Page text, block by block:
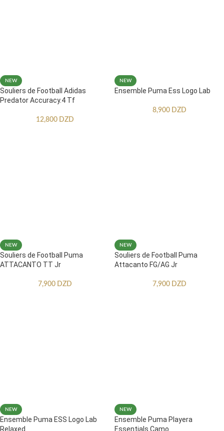
NEW
Souliers de Football Adidas
Predator Accuracy.4 Tf
12,800 DZD
NEW
Ensemble Puma Ess Logo Lab
8,900 DZD
NEW
Souliers de Football Puma
ATTACANTO TT Jr
7,900 DZD
NEW
Souliers de Football Puma
Attacanto FG/AG Jr
7,900 DZD
NEW
Ensemble Puma ESS Logo Lab
Relaxed
NEW
Ensemble Puma Playera
Essentials Camo